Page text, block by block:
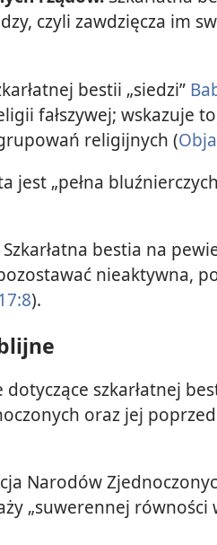
czyli zawdzięcza im
bestii „siedzi”
fałszywej; wskazuje
religijnych (
jest „pełna
bestia na
nieaktywna,
).
szkarłatnej
oraz jej
Narodów
„suwerennej równości